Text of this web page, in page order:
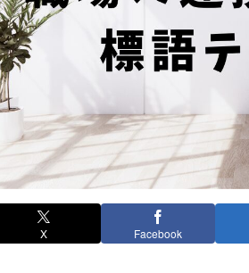
X Facebook